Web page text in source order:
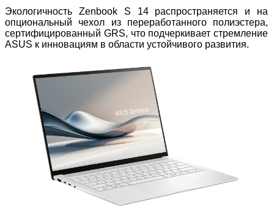
Экологичность Zenbook S 14 распространяется и на
опциональный чехол из переработанного полиэстера,
сертифицированный GRS, что подчеркивает стремление
ASUS к инновациям в области устойчивого развития.